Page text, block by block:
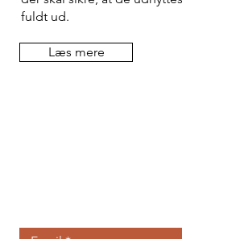
fuldt ud.
Læs mere